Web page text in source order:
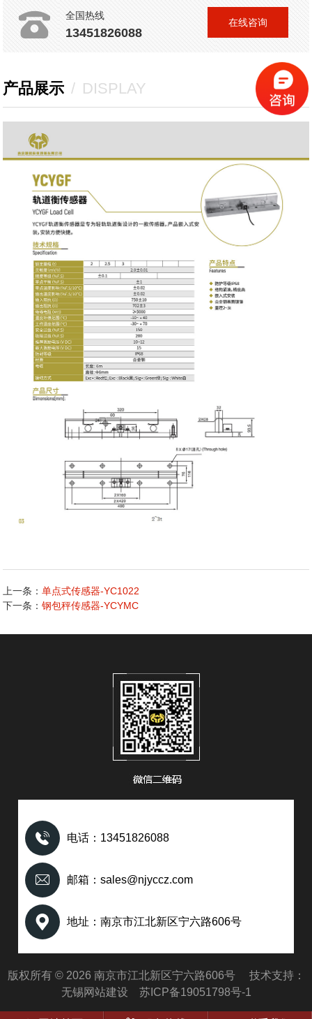
全国热线
13451826088
在线咨询
产品展示 / DISPLAY
上一条：单点式传感器-YC1022
下一条：钢包秤传感器-YCYMC
电话：13451826088
邮箱：sales@njyccz.com
地址：南京市江北新区宁六路606号
版权所有 © 2026 南京市江北新区宁六路606号 技术支持：
无锡网站建设
苏ICP备19051798号-1